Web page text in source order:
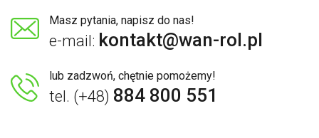
Masz pytania, napisz do nas!
e-mail: kontakt@wan-rol.pl
lub zadzwoń, chętnie pomożemy!
tel. (+48) 884 800 551